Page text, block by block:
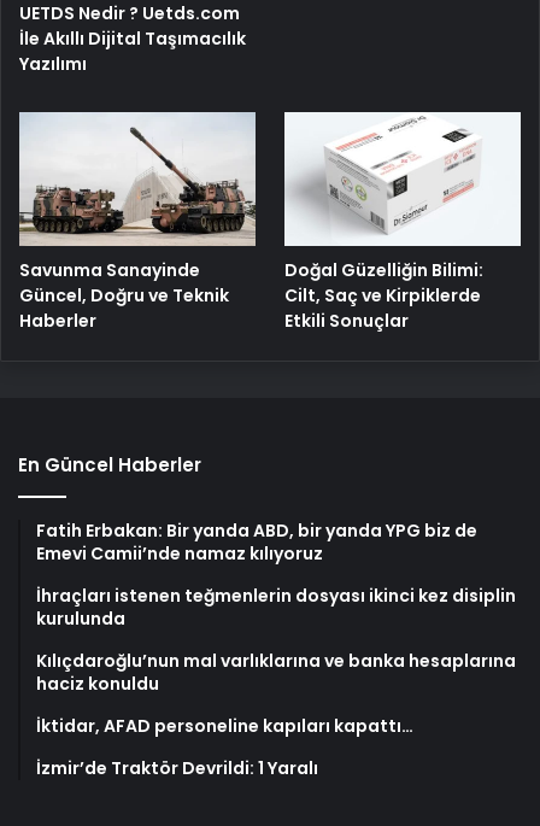
UETDS Nedir ? Uetds.com
İle Akıllı Dijital Taşımacılık
Yazılımı
Savunma Sanayinde
Güncel, Doğru ve Teknik
Haberler
Doğal Güzelliğin Bilimi:
Cilt, Saç ve Kirpiklerde
Etkili Sonuçlar
En Güncel Haberler
Fatih Erbakan: Bir yanda ABD, bir yanda YPG biz de
Emevi Camii’nde namaz kılıyoruz
İhraçları istenen teğmenlerin dosyası ikinci kez disiplin
kurulunda
Kılıçdaroğlu’nun mal varlıklarına ve banka hesaplarına
haciz konuldu
İktidar, AFAD personeline kapıları kapattı…
İzmir’de Traktör Devrildi: 1 Yaralı